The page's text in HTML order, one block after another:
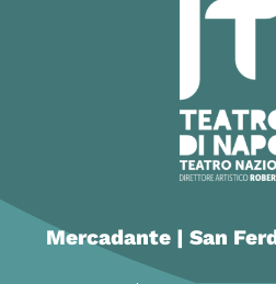
Mercadante | San